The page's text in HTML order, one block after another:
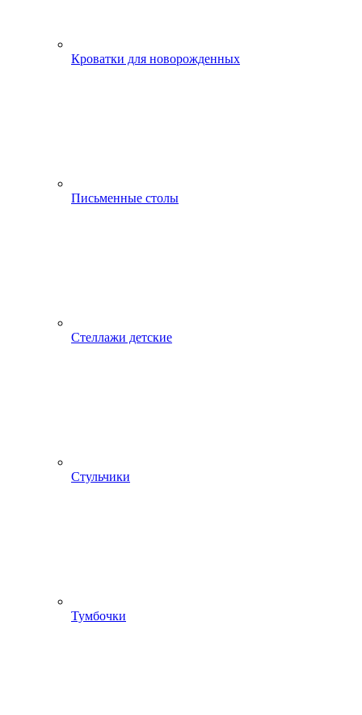
Кроватки для новорожденных
Письменные столы
Стеллажи детские
Стульчики
Тумбочки